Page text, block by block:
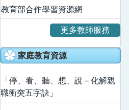
教育部合作學習資源網
更多教師服務
家庭教育資源
「停、看、聽、想、說－化解親
職衝突五字訣」